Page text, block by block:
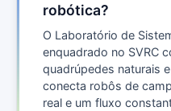
robótica?
O Laboratório de
enquadrado no SVRC
quadrúpedes naturais
conecta robôs de
real e um fluxo